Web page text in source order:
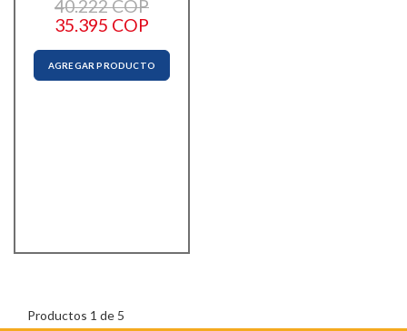
40.222 COP
35.395 COP
AGREGAR PRODUCTO
Productos 1 de 5